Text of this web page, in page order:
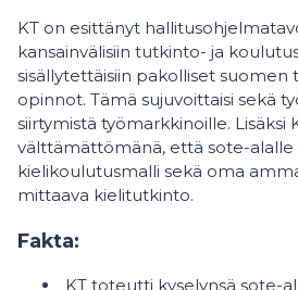
KT on esittänyt
kansainvälisiin tutkinto- ja
sisällytettäisiin pakolliset suomen
opinnot. Tämä sujuvoittaisi sekä
siirtymistä työmarkkinoille. Lisäksi
välttämättömänä, että sote-alalle
kielikoulutusmalli sekä oma
mittaava kielitutkinto.
Fakta:
KT toteutti kyselynsä sote-